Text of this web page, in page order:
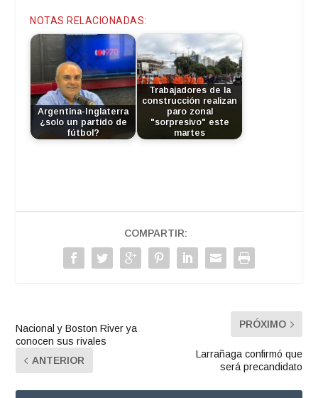
NOTAS RELACIONADAS:
Argentina-Inglaterra
¿solo un partido de
fútbol?
Trabajadores de la
construcción realizan
paro zonal
"sorpresivo" este
martes
COMPARTIR:
Nacional y Boston River ya
conocen sus rivales
ANTERIOR
PRÓXIMO
Larrañaga confirmó que
será precandidato